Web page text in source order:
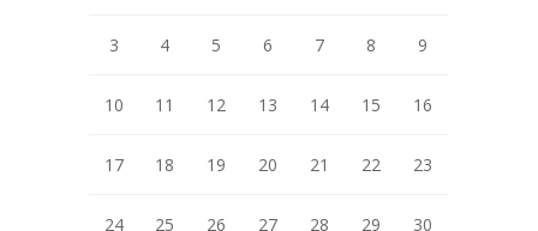
3 4 5 6 7 8 9
10 11 12 13 14 15 16
17 18 19 20 21 22 23
24 25 26 27 28 29 30